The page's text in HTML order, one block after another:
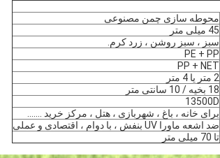
محوطه سازی چمن مصنوعی
45 میلی متر
سبز ، سبز روشن ، زرد کرم.
PE + PP
PP + NET
2 متر یا 4 متر
18 بخیه / 10 سانتی متر
13500D
برای خانه ، باغ ، شهربازی ، هتل ، مرکز خرید .......
ضد اشعه ماورا UV بنفش ، با دوام ، اقتصادی و عملی
تا 70 میلی متر